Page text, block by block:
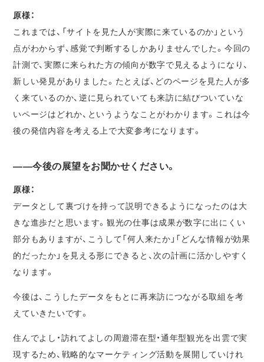
原様：
これまでは、「サイトを見た人が実際に来ているのか」という
点がわからず、感覚で判断するしかありませんでした。今回の
計測で、実際に来られた方の傾向が数字で見えるようになり、
新しい発見がありました。たとえば、どのページを見た人が多
く来ているのか、逆に見られていても来訪に結びついていな
いページはどれか、というようなことがわかります。これは今
後の発信内容を考える上で大変参考になります。
――今後の展望をお聞かせください。
原様：
データとして裏づけを持って説明できるようになったのは大
きな進歩だと思います。観光の仕事は成果が数字に出にくい
部分もありますが、こうして「何人来たか」「どんな情報が効果
的だったか」を見える形にできると、次の計画に活かしやすく
なります。
今後は、こうしたデータをもとに再来訪につながる取組を考
えていきたいです。
住んでよし・訪れてよしの周遊滞在型・通年型観光を出雲で実
現するため、戦略的なマーケティング活動を展開していけれ